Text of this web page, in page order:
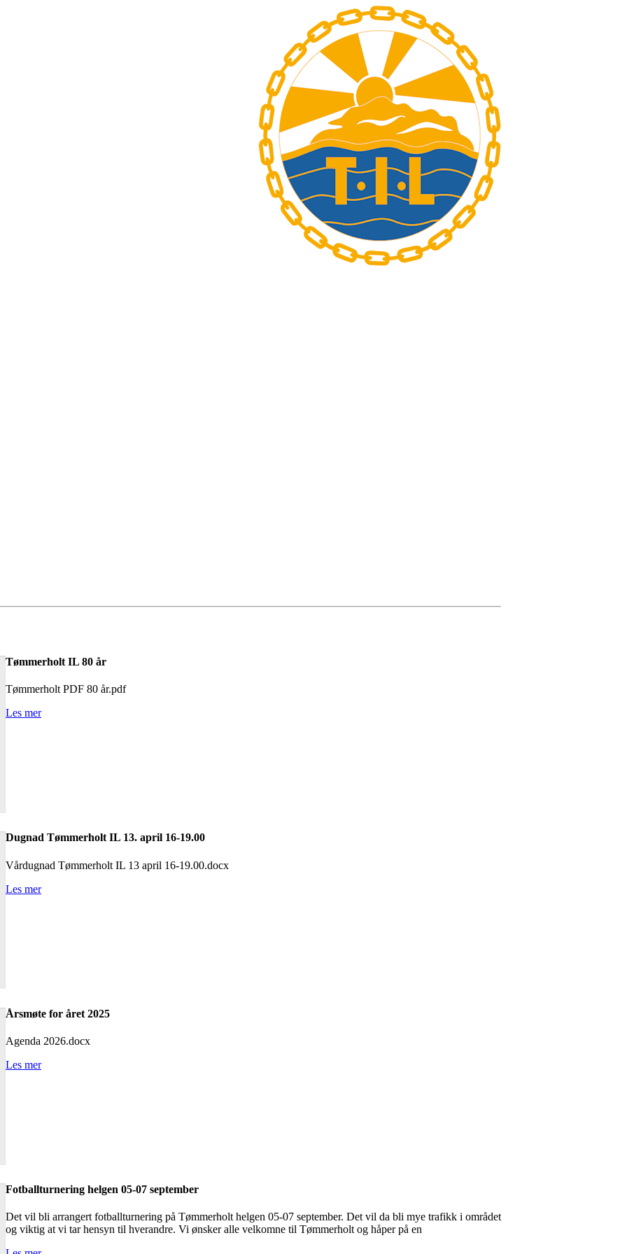
Tømmerholt IL 80 år
Tømmerholt PDF 80 år.pdf
Les mer
Dugnad Tømmerholt IL 13. april 16-19.00
Vårdugnad Tømmerholt IL 13 april 16-19.00.docx
Les mer
Årsmøte for året 2025
Agenda 2026.docx
Les mer
Fotballturnering helgen 05-07 september
Det vil bli arrangert fotballturnering på Tømmerholt helgen 05-07 september. Det vil da bli mye trafikk i området
og viktig at vi tar hensyn til hverandre. Vi ønsker alle velkomne til Tømmerholt og håper på en